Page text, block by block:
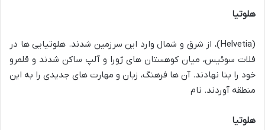
هلوتیا
(Helvetia)، از شرق و شمال وارد این سرزمین شدند. هلوتیایی ها در
فلات سوئیس، میان کوهستان های ژورا و آلپ ساکن شدند و قلمرو
خود را بنا نهادند. آن ها فرهنگ، زبان و مهارت های جدیدی را به این
منطقه آوردند. نام
هلوتیا